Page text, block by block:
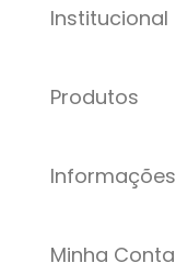
Institucional
Produtos
Informações
Minha Conta